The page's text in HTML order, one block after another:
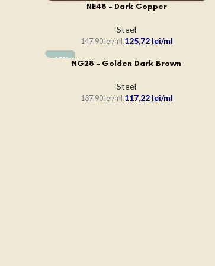
ADAUGĂ ÎN COȘNE48 – Dark Copper
Steel
147,90lei 125,72 lei
-15%
ADAUGĂ ÎN COȘ
NG28 – Golden Dark Brown
Steel
137,90lei 117,22 lei